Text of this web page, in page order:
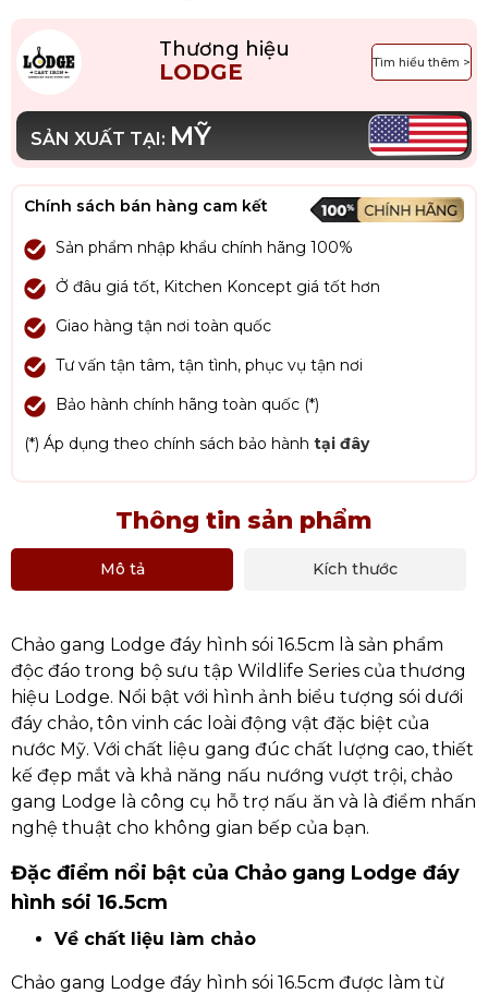
Thương hiệu
LODGE Tìm hiểu thêm >
SẢN XUẤT TẠI: MỸ
Chính sách bán hàng cam kết
Sản phẩm nhập khẩu chính hãng 100%
Ở đâu giá tốt, Kitchen Koncept giá tốt hơn
Giao hàng tận nơi toàn quốc
Tư vấn tận tâm, tận tình, phục vụ tận nơi
Bảo hành chính hãng toàn quốc (*)
(*) Áp dụng theo chính sách bảo hành tại đây
Thông tin sản phẩm
Mô tả Kích thước
Chảo gang Lodge đáy hình sói 16.5cm là sản phẩm
độc đáo trong bộ sưu tập Wildlife Series của thương
hiệu Lodge. Nổi bật với hình ảnh biểu tượng sói dưới
đáy chảo, tôn vinh các loài động vật đặc biệt của
nước Mỹ. Với chất liệu gang đúc chất lượng cao, thiết
kế đẹp mắt và khả năng nấu nướng vượt trội, chảo
gang Lodge là công cụ hỗ trợ nấu ăn và là điểm nhấn
nghệ thuật cho không gian bếp của bạn.
Đặc điểm nổi bật của Chảo gang Lodge đáy
hình sói 16.5cm
Về chất liệu làm chảo
Chảo gang Lodge đáy hình sói 16.5cm được làm từ